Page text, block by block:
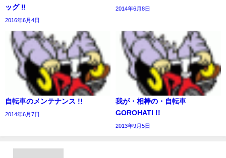
ッグ ‼️
2016年6月4日
2014年6月8日
自転車のメンテナンス !!
2014年6月7日
我が・相棒の・自転車
GOROHATI !!
2013年9月5日